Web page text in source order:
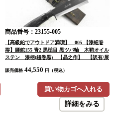
商品番号：23155-005
【高級鉈でアウトドア満喫】 005 【漆紐巻
拵】腰鉈155 青2 黒槌目 黒ツバ輪 木鞘オイル
ステン 漆柄(紐巻黒) 【晶之作】 【訳有/展
ン：承諾の上注文】
販売価格 44,550 円（税込）
買い物カゴへ入れる
詳細をみる